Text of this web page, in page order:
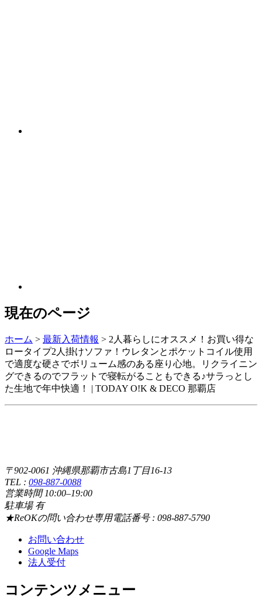
現在のページ
ホーム > 最新入荷情報 > 2人暮らしにオススメ！お買い得な
ロータイプ2人掛けソファ！ウレタンとポケットコイル使用
で適度な硬さでボリューム感のある座り心地。リクライニン
グできるのでフラットで寝転がることもできる♪サラっとし
た生地で年中快適！ | TODAY O!K & DECO 那覇店
〒902-0061 沖縄県那覇市古島1丁目16-13
TEL : 098-887-0088
営業時間 10:00–19:00
駐車場 有
★ReOKの問い合わせ専用電話番号 : 098-887-5790
お問い合わせ
Google Maps
法人受付
コンテンツメニュー